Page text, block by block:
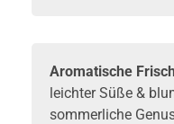
Aromatische
leichter Süße &
sommerliche